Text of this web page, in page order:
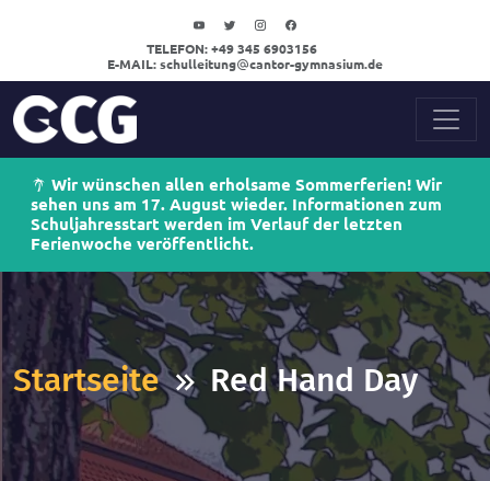
TELEFON: +49 345 6903156
E-MAIL: schulleitung cantor-gymnasium.de
Wir wünschen allen erholsame Sommerferien! Wir
sehen uns am 17. August wieder. Informationen zum
Schuljahresstart werden im Verlauf der letzten
Ferienwoche veröffentlicht.
Startseite Red Hand Day